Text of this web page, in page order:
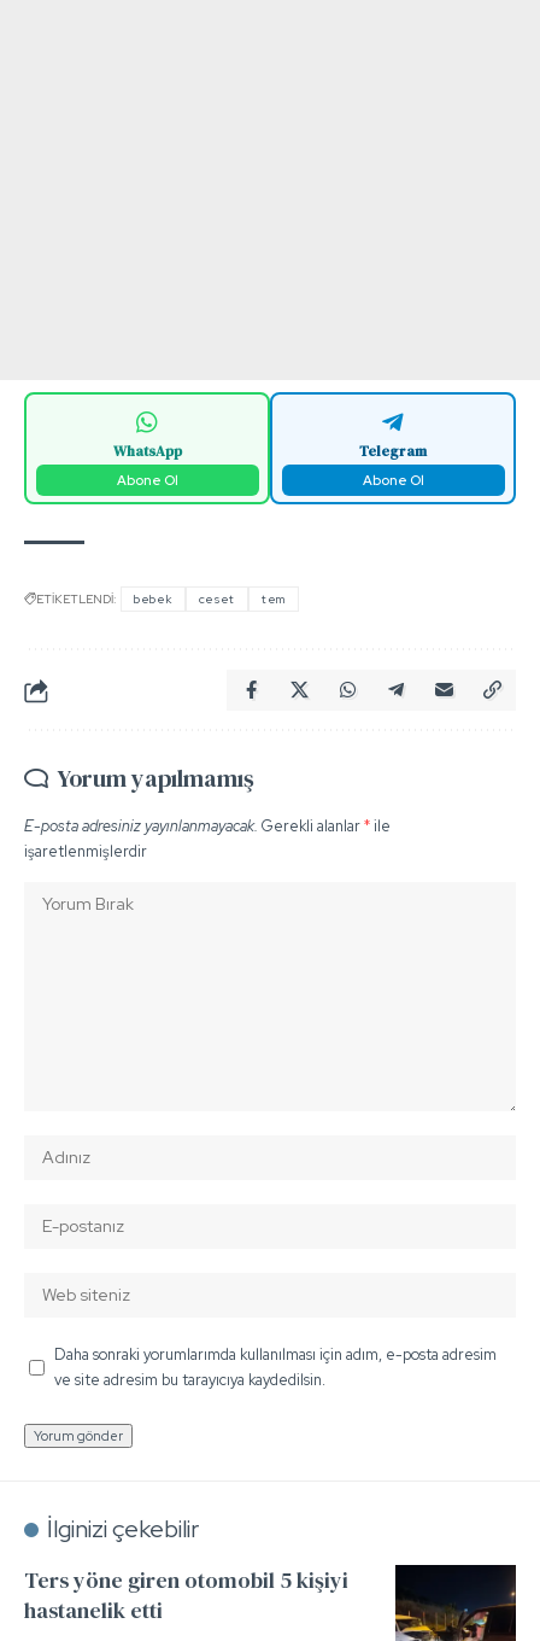
WhatsApp
Abone Ol
Telegram
Abone Ol
ETİKETLENDİ: bebek ceset tem
Yorum yapılmamış
E-posta adresiniz yayınlanmayacak. Gerekli alanlar*ile
işaretlenmişlerdir
Daha sonraki yorumlarımda kullanılması için adım, e-posta adresim
ve site adresim bu tarayıcıya kaydedilsin.
İlginizi çekebilir
Ters yöne giren otomobil 5 kişiyi
hastanelik etti